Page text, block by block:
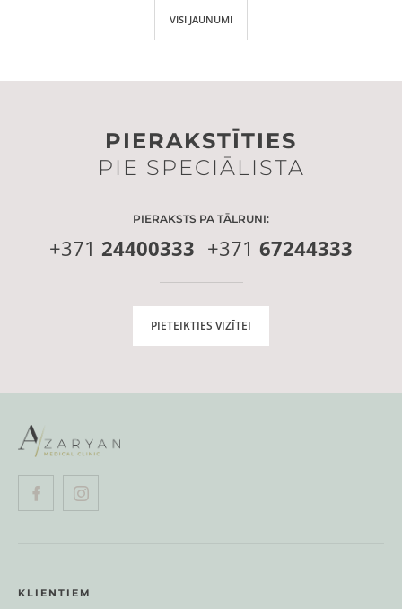
VISI JAUNUMI
PIERAKSTĪTIES
PIE SPECIĀLISTA
PIERAKSTS PA TĀLRUNI:
+371 24400333 +371 67244333
PIETEIKTIES VIZĪTEI
KLIENTIEM